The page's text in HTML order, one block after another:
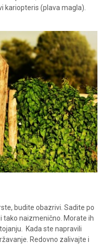
kariopteris (plava magla).
budite obazrivi. Sadite po
tako naizmenično. Morate ih
Kada ste napravili
Redovno zalivajte i